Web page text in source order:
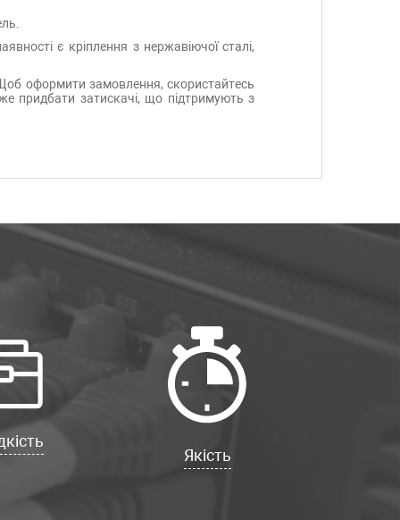
є кріплення з нержавіючої сталі,
оформити замовлення, скористайтесь
придбати затискачі, що підтримують з
Якість